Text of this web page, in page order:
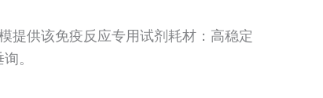
提供该免疫反应专用试剂耗材：高稳定
。